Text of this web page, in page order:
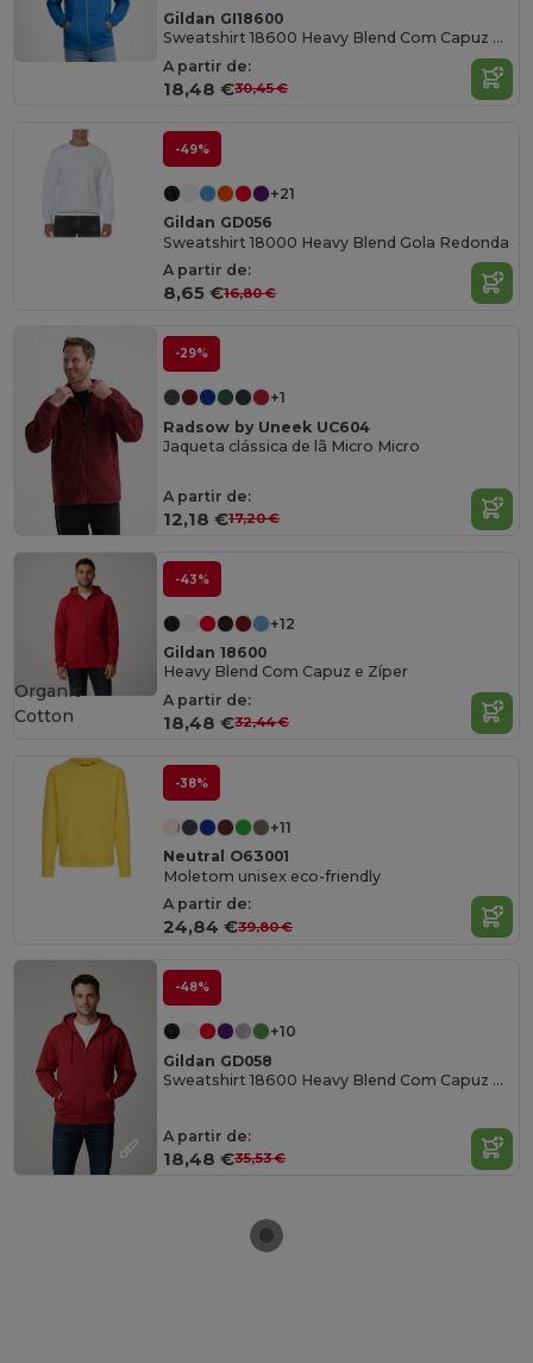
Gildan GI18600
Sweatshirt 18600 Heavy Blend Com Capuz e Zíper
A partir de:
18,48 €30,45 €
-49%
+21
Gildan GD056
Sweatshirt 18000 Heavy Blend Gola Redonda
A partir de:
8,65 €16,80 €
-29%
+1
Radsow by Uneek UC604
Jaqueta clássica de lã Micro Micro
A partir de:
12,18 €17,20 €
-43%
+12
Gildan 18600
Heavy Blend Com Capuz e Zíper
A partir de:
18,48 €32,44 €
Organic
Cotton
-38%
+11
Neutral O63001
Moletom unisex eco-friendly
A partir de:
24,84 €39,80 €
-48%
+10
Gildan GD058
Sweatshirt 18600 Heavy Blend Com Capuz e Zíper
A partir de:
18,48 €35,53 €